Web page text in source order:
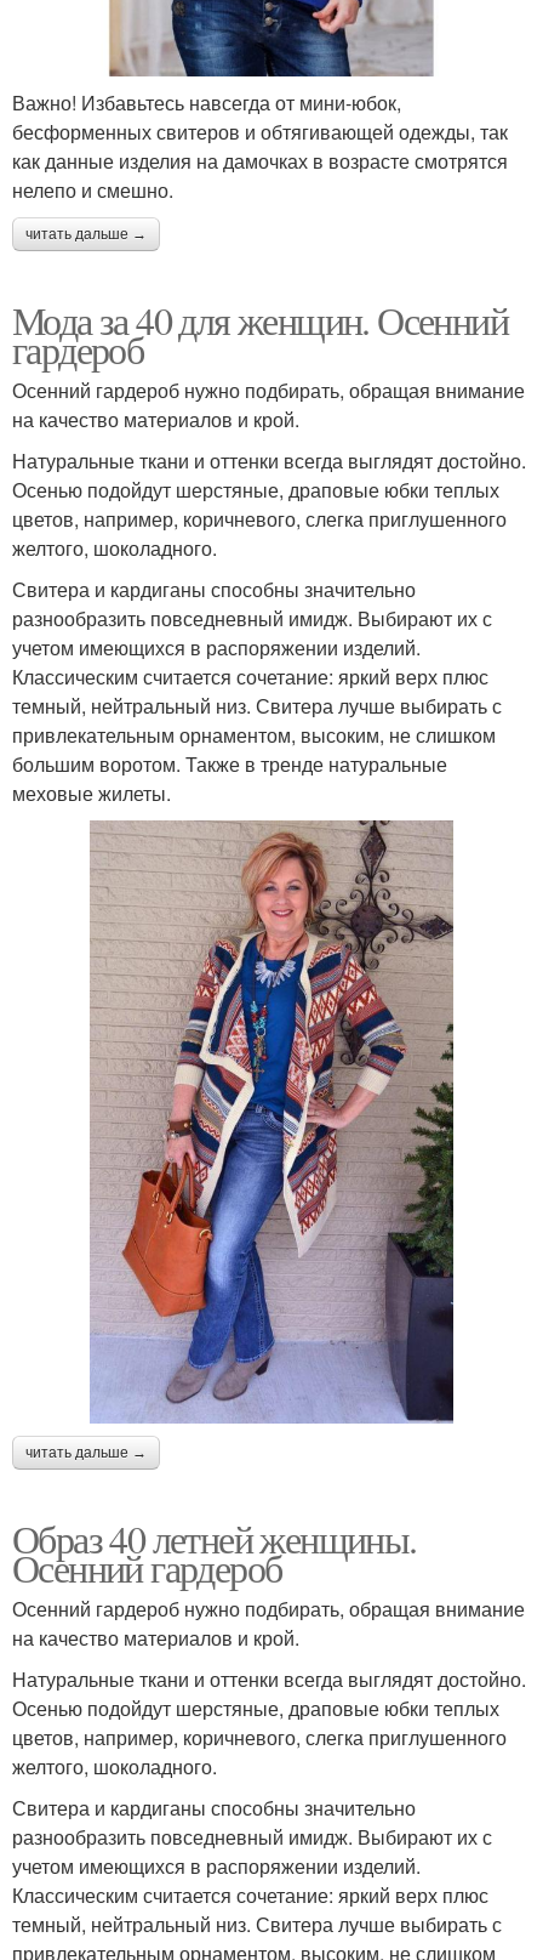
Важно! Избавьтесь навсегда от мини-юбок,
бесформенных свитеров и обтягивающей одежды, так
как данные изделия на дамочках в возрасте смотрятся
нелепо и смешно.
читать дальше →
Мода за 40 для женщин. Осенний
гардероб
Осенний гардероб нужно подбирать, обращая внимание
на качество материалов и крой.
Натуральные ткани и оттенки всегда выглядят достойно.
Осенью подойдут шерстяные, драповые юбки теплых
цветов, например, коричневого, слегка приглушенного
желтого, шоколадного.
Свитера и кардиганы способны значительно
разнообразить повседневный имидж. Выбирают их с
учетом имеющихся в распоряжении изделий.
Классическим считается сочетание: яркий верх плюс
темный, нейтральный низ. Свитера лучше выбирать с
привлекательным орнаментом, высоким, не слишком
большим воротом. Также в тренде натуральные
меховые жилеты.
читать дальше →
Образ 40 летней женщины.
Осенний гардероб
Осенний гардероб нужно подбирать, обращая внимание
на качество материалов и крой.
Натуральные ткани и оттенки всегда выглядят достойно.
Осенью подойдут шерстяные, драповые юбки теплых
цветов, например, коричневого, слегка приглушенного
желтого, шоколадного.
Свитера и кардиганы способны значительно
разнообразить повседневный имидж. Выбирают их с
учетом имеющихся в распоряжении изделий.
Классическим считается сочетание: яркий верх плюс
темный, нейтральный низ. Свитера лучше выбирать с
привлекательным орнаментом, высоким, не слишком